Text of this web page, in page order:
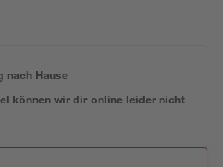
nach Hause
können wir dir online leider nicht